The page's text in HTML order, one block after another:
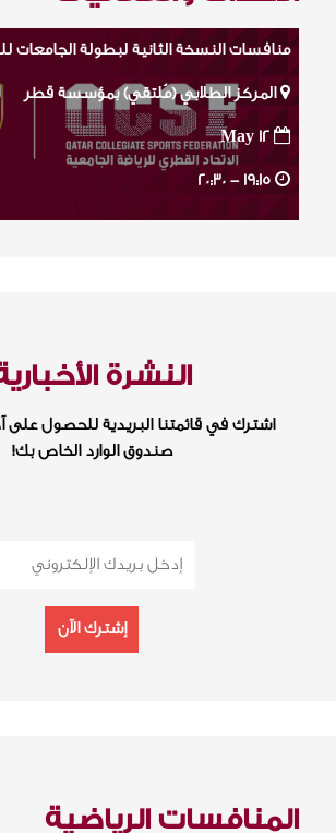
منافسات النسخة الثانية لبطولة الجامعات
المركز الطلابي (مُلتقي) بمؤسسة قطر
20:30
النشرة
اشترك في قائمتنا البريدية للحصول على
صندوق الوارد الخاص بك!
إشترك الآن
المنافسات الرياضية